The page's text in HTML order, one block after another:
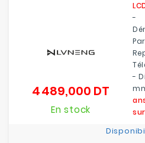
-
-
4 489,000 DT
En stock